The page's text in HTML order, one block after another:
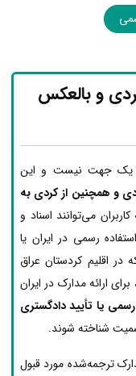
و بالعکس
یک جهت نیست و این
و همچنین از کردی به
می‌توانند اسناد و
رسمی در ایران یا
در اقلیم کردستان عراق
ارائه مدارک در ایران
یا تأیید دادگستری
شناخته شوند.
ترجمه‌شده مورد قبول